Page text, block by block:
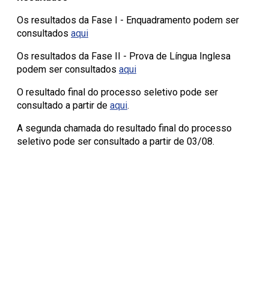
Os resultados da Fase I - Enquadramento podem ser
consultados aqui
Os resultados da Fase II - Prova de Língua Inglesa
podem ser consultados aqui
O resultado final do processo seletivo pode ser
consultado a partir de aqui.
A segunda chamada do resultado final do processo
seletivo pode ser consultado a partir de 03/08.